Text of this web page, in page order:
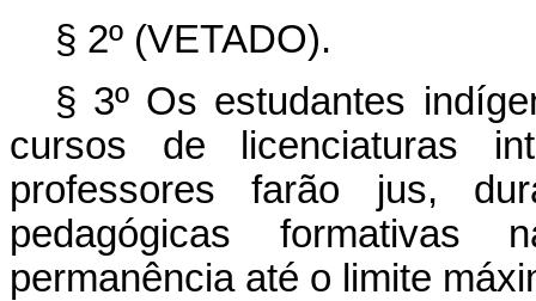
§ 2º (VETADO).
§ 3º Os estudantes
cursos de licenciaturas
professores farão jus,
pedagógicas
permanência até o limite